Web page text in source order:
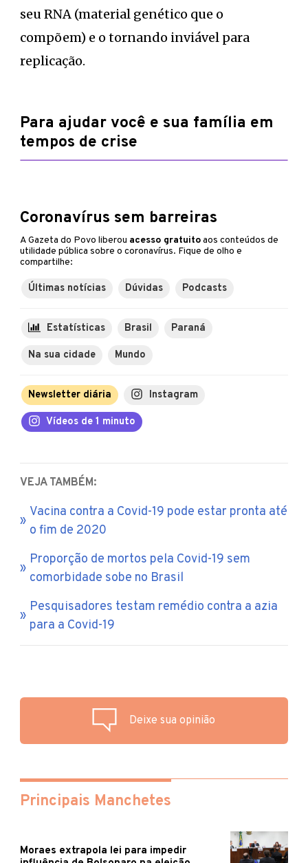
seu RNA (material genético que o
compõem) e o tornando inviável para
replicação.
Para ajudar você e sua família em
tempos de crise
Coronavírus sem barreiras
A Gazeta do Povo liberou acesso gratuitoaos conteúdos de
utilidade pública sobre o coronavírus. Fique de olho e
compartilhe:
Últimas notícias Dúvidas Podcasts
Estatísticas Brasil Paraná
Na sua cidade Mundo
Newsletter diária Instagram
Vídeos de 1 minuto
VEJA TAMBÉM:
Vacina contra a Covid-19 pode estar pronta até
o fim de 2020
Proporção de mortos pela Covid-19 sem
comorbidade sobe no Brasil
Pesquisadores testam remédio contra a azia
para a Covid-19
Deixe sua opinião
Principais Manchetes
Moraes extrapola lei para impedir